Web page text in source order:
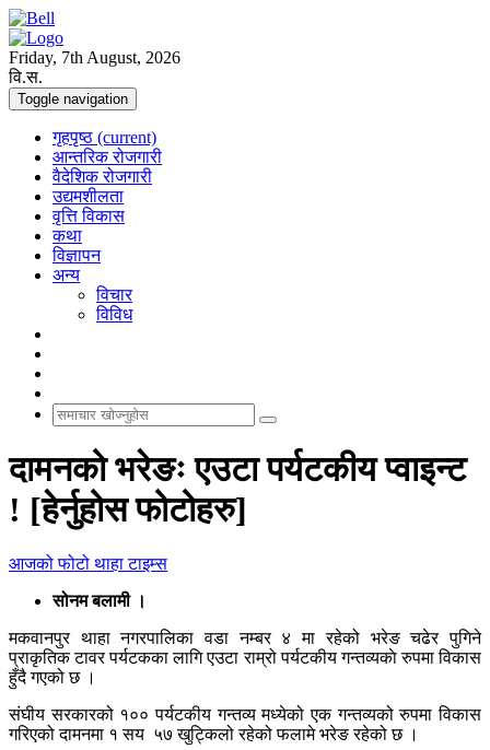
Friday, 7th August, 2026
वि.स.
Toggle navigation
गृहपृष्ठ (current)
आन्तरिक रोजगारी
वैदेशिक रोजगारी
उद्यमशीलता
वृत्ति विकास
कथा
विज्ञापन
अन्य
विचार
विविध
दामनको भरेङः एउटा पर्यटकीय प्वाइन्ट
! [हेर्नुहोस फोटोहरु]
आजको फोटो थाहा टाइम्स
सोनम बलामी ।
मकवानपुर थाहा नगरपालिका वडा नम्बर ४ मा रहेको भरेङ चढेर पुगिने
प्राकृतिक टावर पर्यटकका लागि एउटा राम्रो पर्यटकीय गन्तव्यकाे रुपमा विकास
हुँदै गएको छ ।
संघीय सरकारको १०० पर्यटकीय गन्तव्य मध्येको एक गन्तव्यको रुपमा विकास
गरिएको दामनमा १ सय ५७ खुट्किलो रहेको फलामे भरेङ रहेको छ ।